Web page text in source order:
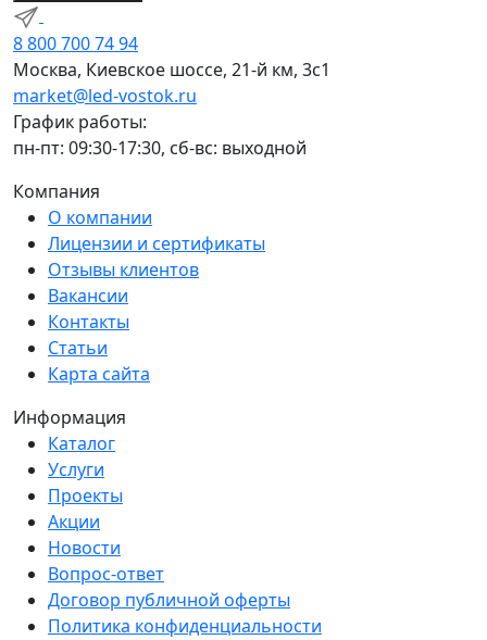
8 800 700 74 94
Москва, Киевское шоссе, 21-й км, 3с1
market@led-vostok.ru
График работы:
пн-пт: 09:30-17:30, сб-вс: выходной
Компания
О компании
Лицензии и сертификаты
Отзывы клиентов
Вакансии
Контакты
Статьи
Карта сайта
Информация
Каталог
Услуги
Проекты
Акции
Новости
Вопрос-ответ
Договор публичной оферты
Политика конфиденциальности